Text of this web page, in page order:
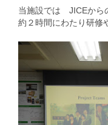
当施設では JICEから
約２時間にわたり研修